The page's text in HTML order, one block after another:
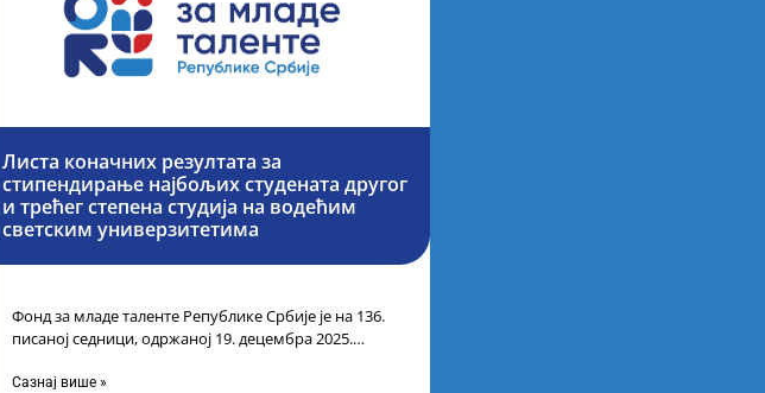
Листа коначних резултата за
стипендирање најбољих студената другог
и трећег степена студија на водећим
светским универзитетима
Фонд за младе таленте Републике Србије је на 136.
писаној седници, одржаној 19. децембра 2025.
Сазнај више »